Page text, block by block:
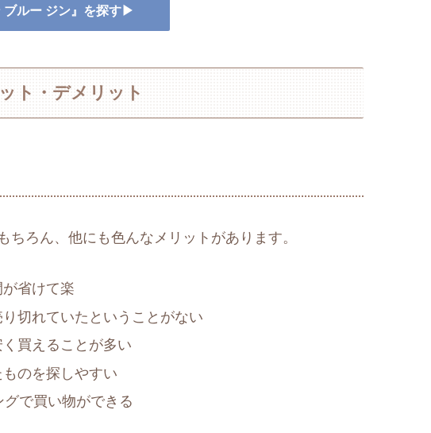
ブルー ジン』を探す▶
ト・デメリット
ろん、他にも色んなメリットがあります。
省けて楽
切れていたということがない
買えることが多い
のを探しやすい
で買い物ができる